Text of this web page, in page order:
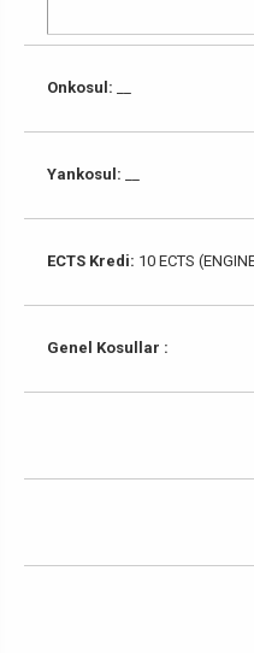
Onkosul:
Yankosul:
ECTS Kredi: 10 ECTS
Genel Kosullar :